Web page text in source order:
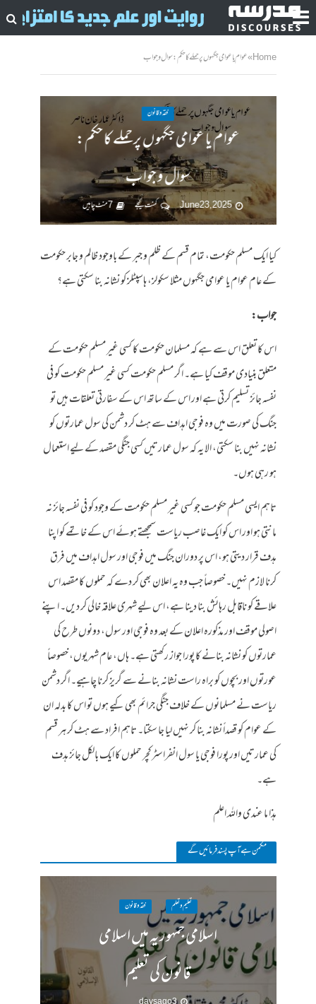
Home
»عوام یا عوامی جگہوں پر حملے کا حکم: سوال و جواب
فقہ وقانون
عوام یا عوامی جگہوں پر حملے کا حکم:
سوال و جواب
June 23, 2025 کمنت کیجے 7 منٹ چاہیں
کیا ایک مسلم حکومت، تمام قسم کے ظلم و جبر کے باوجود ظالم و جابر حکومت
کے عام عوام یا عوامی جگہوں مثلا سکولز، ہاسپٹلز کو نشانہ بنا سکتی ہے؟
جواب:
اس کا تعلق اس سے ہے کہ مسلمان حکومت کا کسی غیر مسلم حکومت کے
متعلق بنیادی موقف کیا ہے۔ اگر مسلم حکومت کسی غیر مسلم حکومت کو فی
نفسہ جائز تسلیم کرتی ہے اور اس کے ساتھ اس کے سفارتی تعلقات ہیں تو
جنگ کی صورت میں وہ فوجی اہداف سے ہٹ کر دشمن کی سول عمارتوں کو
نشانہ نہیں بنا سکتی، الا یہ کہ سول عمارتیں کسی جنگی مقصد کے لیے استعمال
ہو رہی ہوں۔
تاہم ایسی مسلم حکومت جو کسی غیر مسلم حکومت کے وجود کو فی نفسہ جائز نہ
مانتی ہو اور اس کو ایک غاصب ریاست سمجھتے ہوئے اس کے خاتمے کو اپنا
ہدف قرار دیتی ہو، اس پر دوران جنگ میں فوجی اور سول اہداف میں فرق
کرنا لازم نہیں۔ خصوصاً جب وہ یہ اعلان بھی کر دے کہ حملوں کا مقصد اس
علاقے کو ناقابل رہائش بنا دینا ہے، اس لیے شہری علاقہ خالی کر دیں۔ اپنے
اصولی موقف اور مذکورہ اعلان کے بعد وہ فوجی اور سول، دونوں طرح کی
عمارتوں کو نشانہ بنانے کا پورا جواز رکھتی ہے۔ ہاں، عام شہریوں، خصوصاً
عورتوں اور بچوں کو براہ راست نشانہ بنانے سے گریز کرنا چاہیے۔ اگر دشمن
ریاست نے مسلمانوں کے خلاف جنگی جرائم بھی کیے ہوں تو اس کا بدلہ ان
کے عوام کو قصداً نشانہ بنا کر نہیں لیا جا سکتا۔ تاہم افراد سے ہٹ کر ہر قسم
کی عمارتیں اور پورا فوجی یا سول انفراسٹرکچر حملوں کا ایک بالکل جائز ہدف
ہے۔
ہذا ما عندی واللہ اعلم
مکمن ہےآپ پسند فرمائیں گے
تعلیم و تعلم فقہ وقانون
اسلامی جمہوریہ میں اسلامی
قانون کی تعلیم